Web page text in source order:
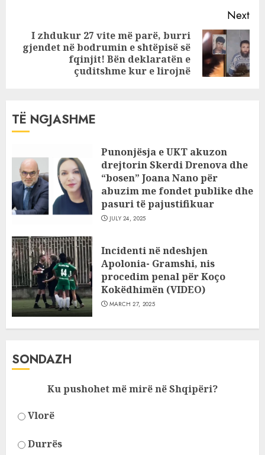
Next
Next
I zhdukur 27 vite më parë, burri
gjendet në bodrumin e shtëpisë së
fqinjit! Bën deklaratën e
çuditshme kur e lirojnë
TË NGJASHME
Punonjësja e UKT akuzon
drejtorin Skerdi Drenova dhe
“bosen” Joana Nano për
abuzim me fondet publike dhe
pasuri të pajustifikuar
JULY 24, 2025
Incidenti në ndeshjen
Apolonia- Gramshi, nis
procedim penal për Koço
Kokëdhimën (VIDEO)
MARCH 27, 2025
SONDAZH
Ku pushohet më mirë në Shqipëri?
Vlorë
Durrës